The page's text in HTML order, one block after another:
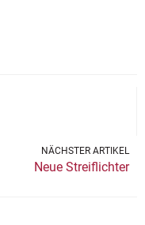
NÄCHSTER ARTIKEL
Neue Streiflichter